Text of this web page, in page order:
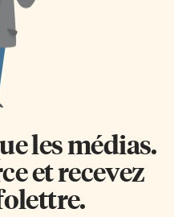
les médias.
et recevez